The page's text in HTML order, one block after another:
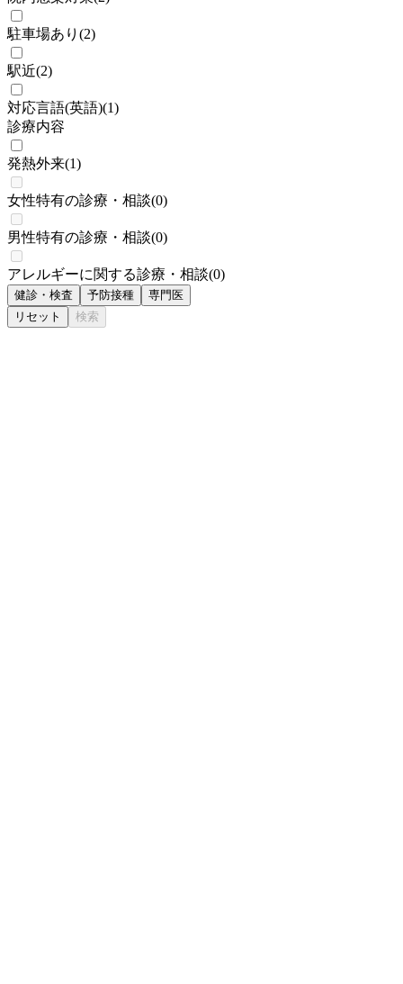
駐車場あり (2)
駅近(2)
対応言語(英語)(1)
診療内容
発熱外来(1)
女性特有の診療・相談(0)
男性特有の診療・相談(0)
アレルギーに関する診療・相談(0)
健診・検査 予防接種
専門医
リセット
検索